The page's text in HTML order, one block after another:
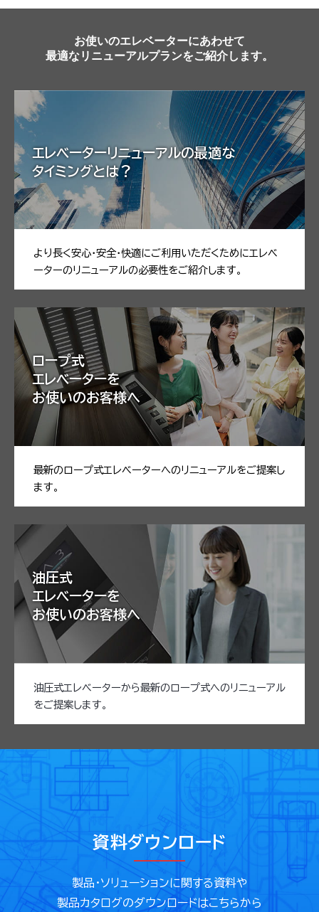
お使いのエレベーターにあわせて
最適なリニューアルプランをご紹介します。
エレベーターリニューアルの最適な
タイミングとは？
より長く安心・安全・快適にご利用いただくためにエレベ
ーターのリニューアルの必要性をご紹介します。
ロープ式
エレベーターを
お使いのお客様へ
最新のロープ式エレベーターへのリニューアルをご提案し
ます。
油圧式
エレベーターを
お使いのお客様へ
油圧式エレベーターから最新のロープ式へのリニューアル
をご提案します。
資料ダウンロード
製品・ソリューションに関する資料や
製品カタログのダウンロードはこちらから